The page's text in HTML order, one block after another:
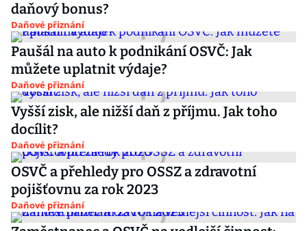
daňový bonus?
Daňové přiznání
Paušál na auto k podnikání OSVČ: Jak
můžete uplatnit výdaje?
Daňové přiznání
Vyšší zisk, ale nižší daň z příjmu. Jak toho
docílit?
Daňové přiznání
OSVČ a přehledy pro OSSZ a zdravotní
pojišťovnu za rok 2023
Daňové přiznání